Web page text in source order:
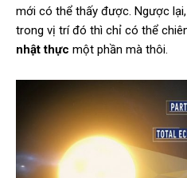
mới có thể thấy được. Ngược
trong vị trí đó thì chỉ có thể
nhật thực một phần mà thôi.